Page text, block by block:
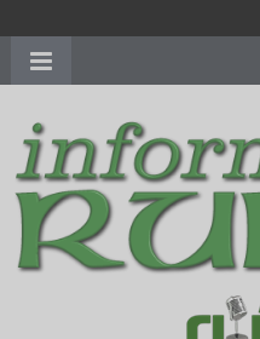
richardmillereplica
women.patekphilippe.tofor
dining room table ceremony.
shop. best
services. 1: 1 design high